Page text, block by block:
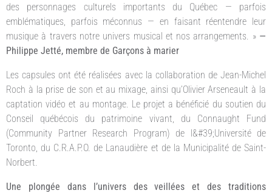
des personnages culturels importants du Québec — parfois
emblématiques, parfois méconnus — en faisant réentendre leur
musique à travers notre univers musical et nos arrangements. » —
Philippe Jetté, membre de Garçons à marier
Les capsules ont été réalisées avec la collaboration de Jean-Michel
Roch à la prise de son et au mixage, ainsi qu’Olivier Arseneault à la
captation vidéo et au montage. Le projet a bénéficié du soutien du
Conseil québécois du patrimoine vivant, du Connaught Fund
(Community Partner Research Program) de l&#39;Université de
Toronto, du C.R.A.P.O. de Lanaudière et de la Municipalité de Saint-
Norbert.
Une plongée dans l’univers des veillées et des traditions